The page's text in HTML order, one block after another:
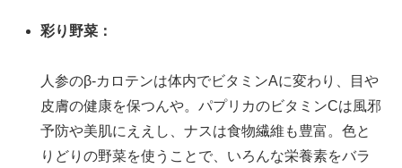
彩り野菜：
人参のβ-カロテンは体内でビタミンAに変わり、目や
皮膚の健康を保つんや。パプリカのビタミンCは風邪
予防や美肌にええし、ナスは食物繊維も豊富。色と
りどりの野菜を使うことで、いろんな栄養素をバラ